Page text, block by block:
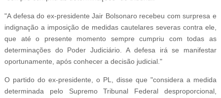
"A defesa do ex-presidente Jair Bolsonaro recebeu com surpresa e
indignação a imposição de medidas cautelares severas contra ele,
que até o presente momento sempre cumpriu com todas as
determinações do Poder Judiciário. A defesa irá se manifestar
oportunamente, após conhecer a decisão judicial."
O partido do ex-presidente, o PL, disse que "considera a medida
determinada pelo Supremo Tribunal Federal desproporcional,